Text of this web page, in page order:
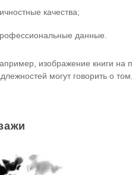
качества;
данные.
изображение книги на
могут говорить о